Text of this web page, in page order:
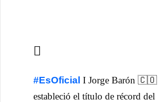
#EsOficial I Jorge Barón 🇨🇴
estableció el título de récord del